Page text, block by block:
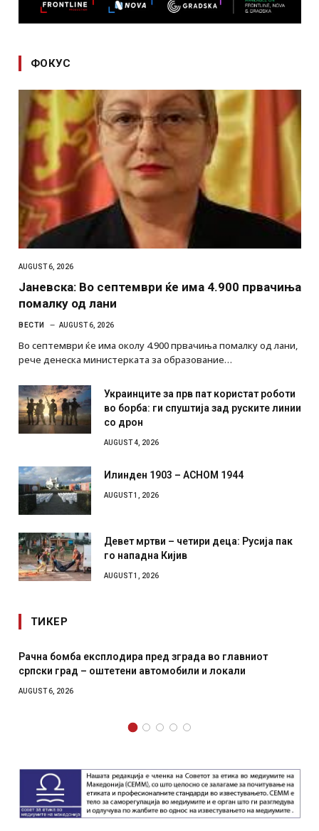
ФОКУС
AUGUST 6, 2026
Јаневска: Во септември ќе има 4.900 првачиња
помалку од лани
ВЕСТИ AUGUST 6, 2026
Во септември ќе има околу 4.900 првачиња помалку од лани,
рече денеска министерката за образование…
Украинците за прв пат користат роботи
во борба: ги спуштија зад руските линии
со дрон
AUGUST 4, 2026
Илинден 1903 – АСНОМ 1944
AUGUST 1, 2026
Девет мртви – четири деца: Русија пак
го нападна Кијив
AUGUST 1, 2026
ТИКЕР
Рачна бомба експлодира пред зграда во главниот
српски град – оштетени автомобили и локали
AUGUST 6, 2026